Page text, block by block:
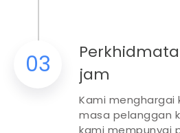
03
jam
Kami menghargai
masa pelanggan